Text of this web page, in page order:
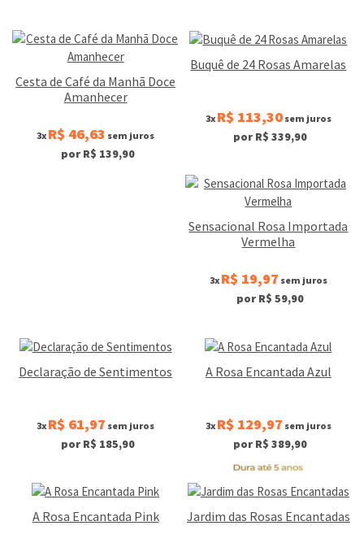
Cesta de Café da Manhã Doce
Amanhecer
3x R$ 46,63 sem juros
por R$ 139,90
Buquê de 24 Rosas Amarelas
3x R$ 113,30sem juros
por R$ 339,90
Sensacional Rosa Importada
Vermelha
3x R$ 19,97 sem juros
por R$ 59,90
Declaração de Sentimentos
3x R$ 61,97 sem juros
por R$ 185,90
A Rosa Encantada Azul
3x R$ 129,97 sem juros
por R$ 389,90
A Rosa Encantada Pink Jardim das Rosas Encantadas